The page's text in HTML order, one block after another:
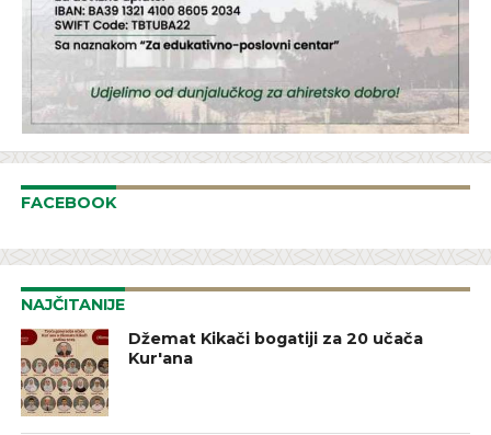
FACEBOOK
NAJČITANIJE
Džemat Kikači bogatiji za 20 učača
Kur'ana